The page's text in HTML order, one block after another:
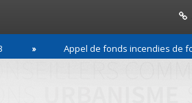
Appel de fonds incendies de forêt